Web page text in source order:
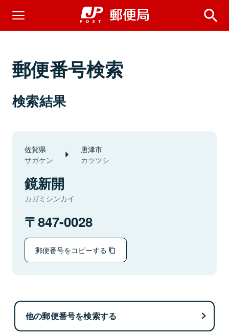
郵便番号検索
検索結果
佐賀県
サガケン
唐津市
カラツシ
鏡新開
カガミシンカイ
847-0028
郵便番号をコピーする
他の郵便番号を検索する